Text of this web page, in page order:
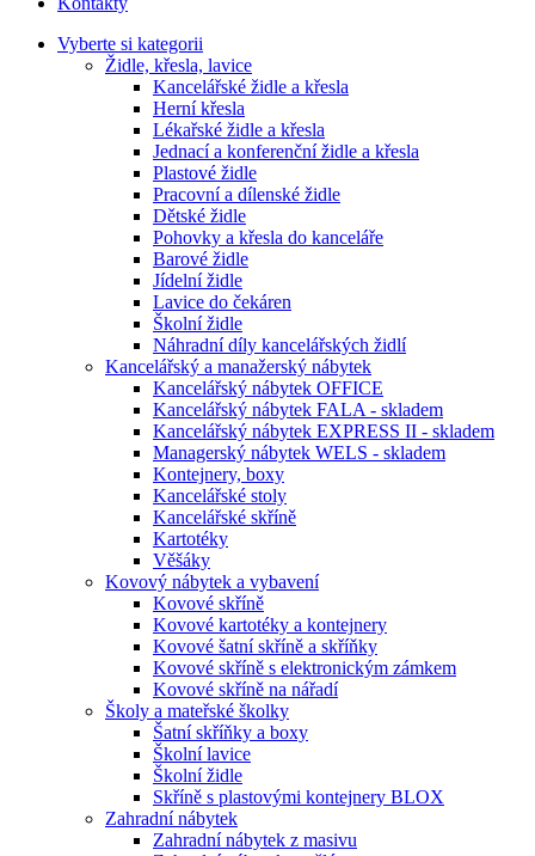
Vyberte si kategorii
Židle, křesla, lavice
Kancelářské židle a křesla
Herní křesla
Lékařské židle a křesla
Jednací a konferenční židle a křesla
Plastové židle
Pracovní a dílenské židle
Dětské židle
Pohovky a křesla do kanceláře
Barové židle
Jídelní židle
Lavice do čekáren
Školní židle
Náhradní díly kancelářských židlí
Kancelářský a manažerský nábytek
Kancelářský nábytek OFFICE
Kancelářský nábytek FALA - skladem
Kancelářský nábytek EXPRESS II - skladem
Managerský nábytek WELS - skladem
Kontejnery, boxy
Kancelářské stoly
Kancelářské skříně
Kartotéky
Věšáky
Kovový nábytek a vybavení
Kovové skříně
Kovové kartotéky a kontejnery
Kovové šatní skříně a skříňky
Kovové skříně s elektronickým zámkem
Kovové skříně na nářadí
Školy a mateřské školky
Šatní skříňky a boxy
Školní lavice
Školní židle
Skříně s plastovými kontejnery BLOX
Zahradní nábytek
Zahradní nábytek z masivu